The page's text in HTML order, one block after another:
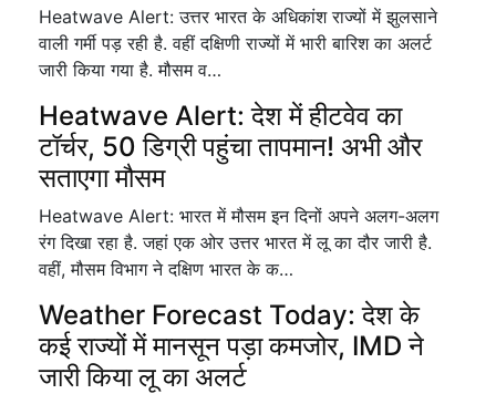
Heatwave Alert: उत्तर भारत के अधिकांश राज्यों में झुलसाने
वाली गर्मी पड़ रही है. वहीं दक्षिणी राज्यों में भारी बारिश का अलर्ट
जारी किया गया है. मौसम व…
Heatwave Alert: देश में हीटवेव का
टॉर्चर, 50 डिग्री पहुंचा तापमान! अभी और
सताएगा मौसम
Heatwave Alert: भारत में मौसम इन दिनों अपने अलग-अलग
रंग दिखा रहा है. जहां एक ओर उत्तर भारत में लू का दौर जारी है.
वहीं, मौसम विभाग ने दक्षिण भारत के क…
Weather Forecast Today: देश के
कई राज्यों में मानसून पड़ा कमजोर, IMD ने
जारी किया लू का अलर्ट